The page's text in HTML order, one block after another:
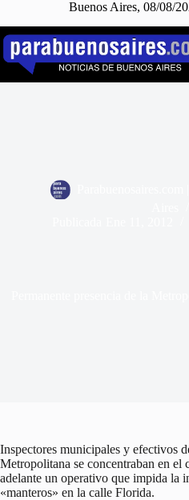
Buenos Aires, 08/08/
Saltar
contenido
Inspectores municipales y efectivos
Metropolitana se concentraban en el
adelante un operativo que impida la
«manteros» en la calle Florida.